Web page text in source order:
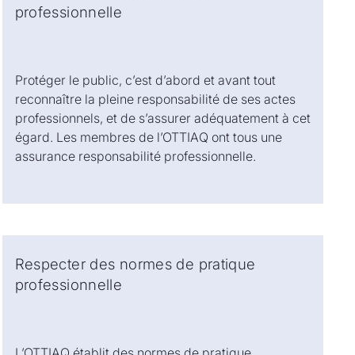
professionnelle
Protéger le public, c’est d’abord et avant tout
reconnaître la pleine responsabilité de ses actes
professionnels, et de s’assurer adéquatement à cet
égard. Les membres de l’OTTIAQ ont tous une
assurance responsabilité professionnelle.
Respecter des normes de pratique
professionnelle